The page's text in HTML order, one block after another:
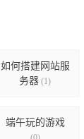
如何搭建网站服
务器 (1)
端午玩的游戏